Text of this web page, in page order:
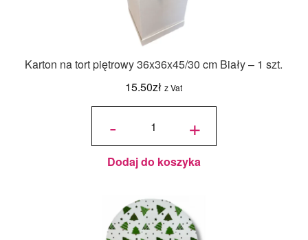
Karton na tort piętrowy 36x36x45/30 cm Biały – 1 szt.
15.50zł z Vat
-
ilość Karton
36x36x45/30
cm Biały - 1
szt. +
Dodaj do koszyka